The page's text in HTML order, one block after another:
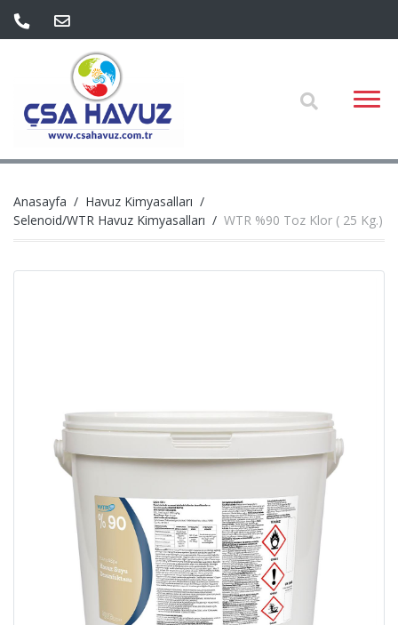
Anasayfa
Havuz Kimyasalları
Selenoid/WTR Havuz Kimyasalları
WTR %90 Toz Klor ( 25 Kg.)